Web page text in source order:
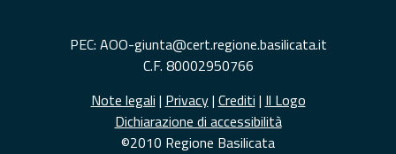
PEC: AOO-giunta@cert.regione.basilicata.it
C.F. 80002950766
Note legali | Privacy| Crediti | Il Logo
Dichiarazione di accessibilità
©2010 Regione Basilicata